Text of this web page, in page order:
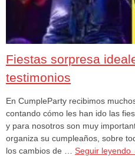
Fiestas sorpresa
testimonios
En CumpleParty recibimos
contando cómo les han ido las
y para nosotros son muy
organiza su cumpleaños, sobre
los cambios de … Seguir leyendo